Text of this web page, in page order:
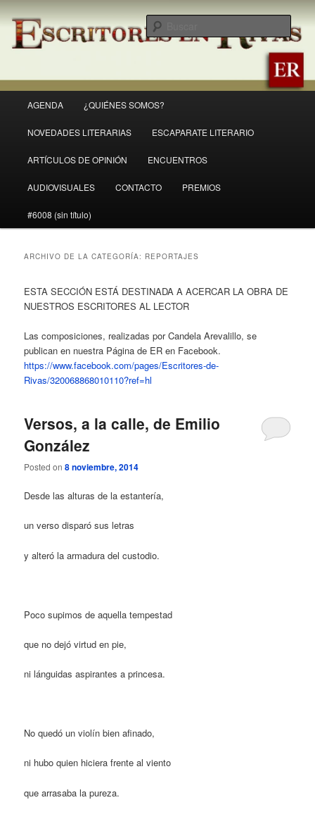
Ir
al
contenido
principal
Ir
al
contenido
secundario
Revista Escritores en Rivas
principal
AGENDA ¿QUIÉNES SOMOS?
NOVEDADES LITERARIAS ESCAPARATE LITERARIO
ARTÍCULOS DE OPINIÓN ENCUENTROS
AUDIOVISUALES CONTACTO PREMIOS
#6008 (sin título)
ARCHIVO DE LA CATEGORÍA: REPORTAJES
ESTA SECCIÓN ESTÁ DESTINADA A ACERCAR LA OBRA DE
NUESTROS ESCRITORES AL LECTOR
Las composiciones, realizadas por Candela Arevalillo, se
publican en nuestra Página de ER en Facebook.
https://www.facebook.com/pages/Escritores-de-
Rivas/320068868010110?ref=hl
Versos, a la calle, de Emilio
González
Posted on8 noviembre, 2014
Desde las alturas de la estantería,
un verso disparó sus letras
y alteró la armadura del custodio.
Poco supimos de aquella tempestad
que no dejó virtud en pie,
ni lánguidas aspirantes a princesa.
No quedó un violín bien afinado,
ni hubo quien hiciera frente al viento
que arrasaba la pureza.